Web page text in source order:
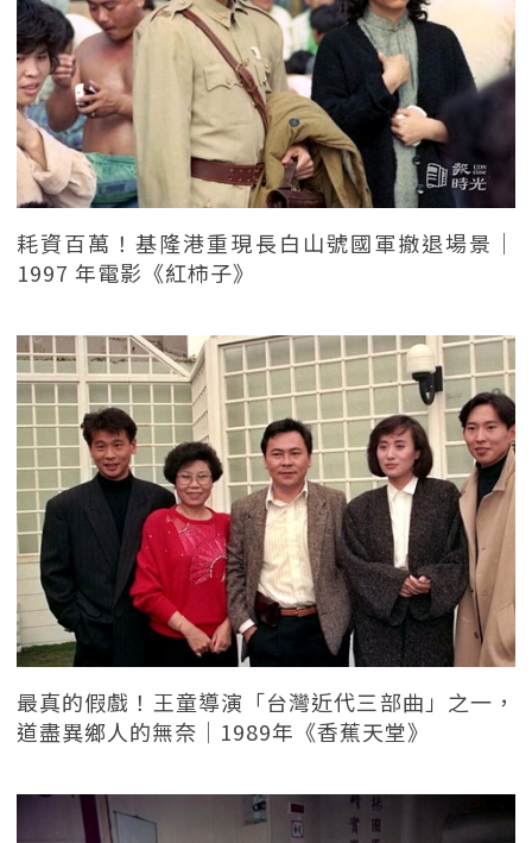
耗資百萬！基隆港重現長白山號國軍撤退場景｜
1997 年電影《紅柿子》
最真的假戲！王童導演「台灣近代三部曲」之一，
道盡異鄉人的無奈｜1989年《香蕉天堂》